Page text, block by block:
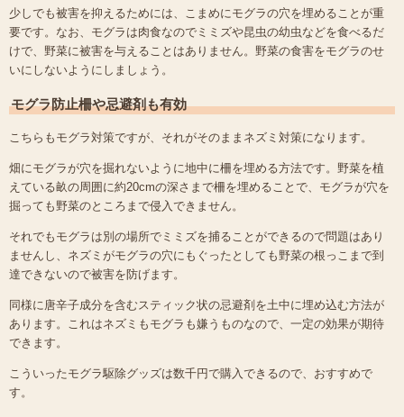
少しでも被害を抑えるためには、こまめにモグラの穴を埋めることが重
要です。なお、モグラは肉食なのでミミズや昆虫の幼虫などを食べるだ
けで、野菜に被害を与えることはありません。野菜の食害をモグラのせ
いにしないようにしましょう。
モグラ防止柵や忌避剤も有効
こちらもモグラ対策ですが、それがそのままネズミ対策になります。
畑にモグラが穴を掘れないように地中に柵を埋める方法です。野菜を植
えている畝の周囲に約20cmの深さまで柵を埋めることで、モグラが穴を
掘っても野菜のところまで侵入できません。
それでもモグラは別の場所でミミズを捕ることができるので問題はあり
ませんし、ネズミがモグラの穴にもぐったとしても野菜の根っこまで到
達できないので被害を防げます。
同様に唐辛子成分を含むスティック状の忌避剤を土中に埋め込む方法が
あります。これはネズミもモグラも嫌うものなので、一定の効果が期待
できます。
こういったモグラ駆除グッズは数千円で購入できるので、おすすめで
す。